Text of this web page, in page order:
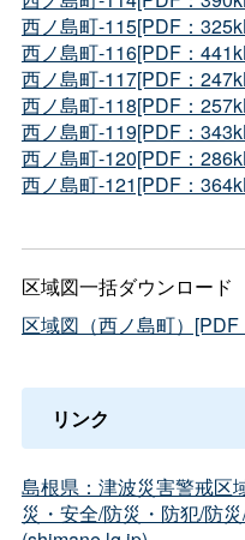
西ノ島町-115[PDF：
西ノ島町-116[PDF：
西ノ島町-117[PDF：
西ノ島町-118[PDF：
西ノ島町-119[PDF：
西ノ島町-120[PDF：
西ノ島町-121[PDF：
区域図一括ダウンロード
区域図（西ノ島町）
リンク
島根県：津波災害警戒区
災・安全/防災・防犯/防